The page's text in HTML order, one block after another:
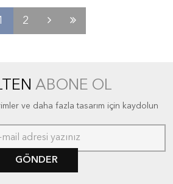
2
ABONE OL
ve daha fazla tasarım için kaydolun
GÖNDER